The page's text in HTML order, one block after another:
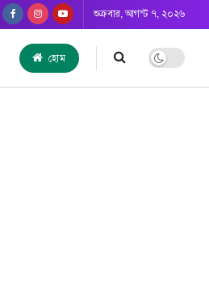
শুক্রবার, আগস্ট ৭, ২০২৬
হোম